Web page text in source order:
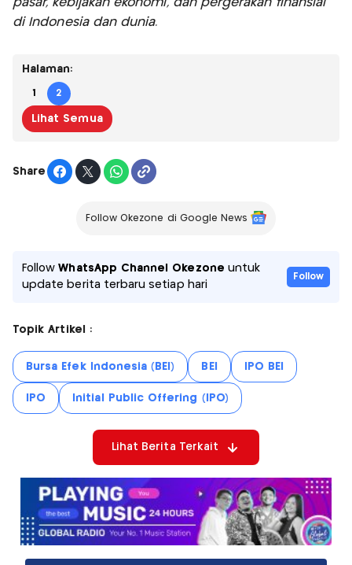
pasar, kebijakan ekonomi, dan pergerakan finansial
di Indonesia dan dunia.
Halaman:
1 2
Lihat Semua
Share
Follow Okezone di Google News
FollowWhatsApp Channel Okezone untuk
update berita terbaru setiap hari
Follow
Topik Artikel :
Bursa Efek Indonesia (BEI) BEI IPO BEI
IPO Initial Public Offering (IPO)
Lihat Berita Terkait